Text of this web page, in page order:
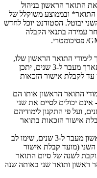
התואר הראשון בניהול
התואר* ובממוצע משוקלל של
יבוטל. הסטודנט יוכל לחדש
עמידה בתנאי הקבלה
התואר הראשון שלו,
בחוג לניהול או בחוג השני יתארך מעבר ל-3 שנים, יתכן
עד לקבלת אישור הזכאות
התואר הראשון אותו הם
מעל 3 שנים - אינם יכולים לסיים את שני
במקביל לאחר 4 שנים, ועל פי התקנון לימודיהם
אישור הזכאות בתואר
תלמידים שלומדים תואר ראשון מעבר ל-3 שנים, שימו לב
(מועד קבלת אישור
לשנה של סיום התואר
ראשון ותואר שני באותה שנה